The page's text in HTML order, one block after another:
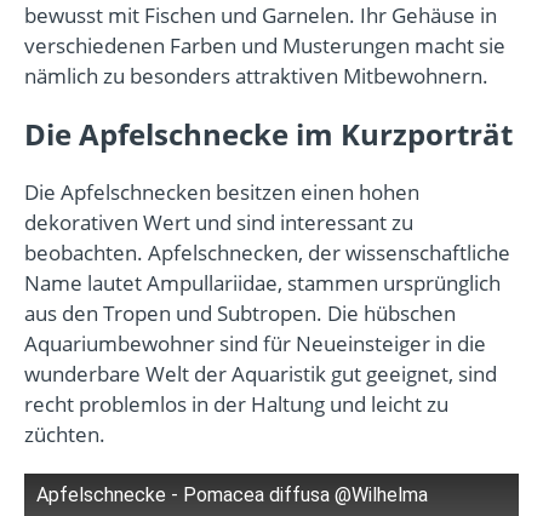
bewusst mit Fischen und Garnelen. Ihr Gehäuse in
verschiedenen Farben und Musterungen macht sie
nämlich zu besonders attraktiven Mitbewohnern.
Die Apfelschnecke im Kurzporträt
Die Apfelschnecken besitzen einen hohen
dekorativen Wert und sind interessant zu
beobachten. Apfelschnecken, der wissenschaftliche
Name lautet Ampullariidae, stammen ursprünglich
aus den Tropen und Subtropen. Die hübschen
Aquariumbewohner sind für Neueinsteiger in die
wunderbare Welt der Aquaristik gut geeignet, sind
recht problemlos in der Haltung und leicht zu
züchten.
Apfelschnecke - Pomacea diffusa @Wilhelma